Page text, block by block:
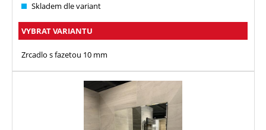
Skladem dle variant
VYBRAT VARIANTU
Zrcadlo s fazetou 10 mm